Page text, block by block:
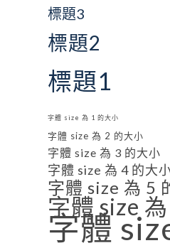
標題3
標題2
標題1
字體 size 為 1 的大小
字體 size 為 2 的大小
字體 size 為 3 的大小
字體 size 為 4 的大
字體 size 為 5
字體 size
字體